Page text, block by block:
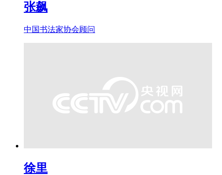
张飙
中国书法家协会顾问
徐里